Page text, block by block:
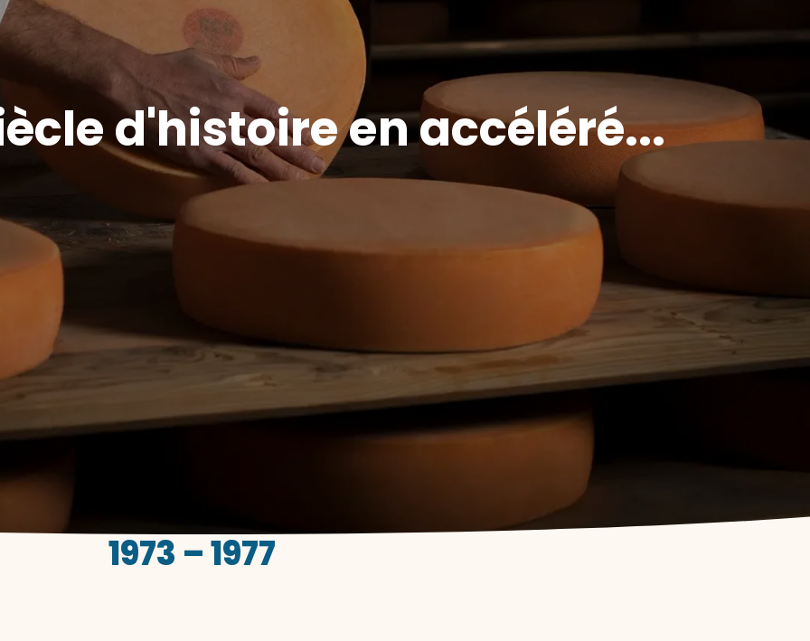
d'histoire en accéléré...
1973 – 1977